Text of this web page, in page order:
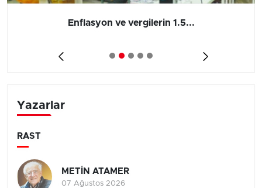
Enflasyon ve vergilerin 1.5...
Yazarlar
RAST
METİN ATAMER
07 Ağustos 2026